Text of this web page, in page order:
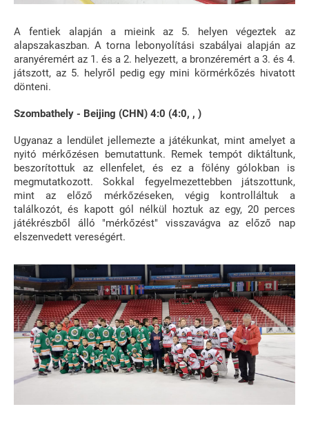
A fentiek alapján a mieink az 5. helyen végeztek az
alapszakaszban. A torna lebonyolítási szabályai alapján az
aranyéremért az 1. és a 2. helyezett, a bronzéremért a 3. és 4.
játszott, az 5. helyről pedig egy mini körmérkőzés hivatott
dönteni.
Szombathely - Beijing (CHN) 4:0 (4:0, , )
Ugyanaz a lendület jellemezte a játékunkat, mint amelyet a
nyitó mérkőzésen bemutattunk. Remek tempót diktáltunk,
beszorítottuk az ellenfelet, és ez a fölény gólokban is
megmutatkozott. Sokkal fegyelmezettebben játszottunk,
mint az előző mérkőzéseken, végig kontrolláltuk a
találkozót, és kapott gól nélkül hoztuk az egy, 20 perces
játékrészből álló "mérkőzést" visszavágva az előző nap
elszenvedett vereségért.